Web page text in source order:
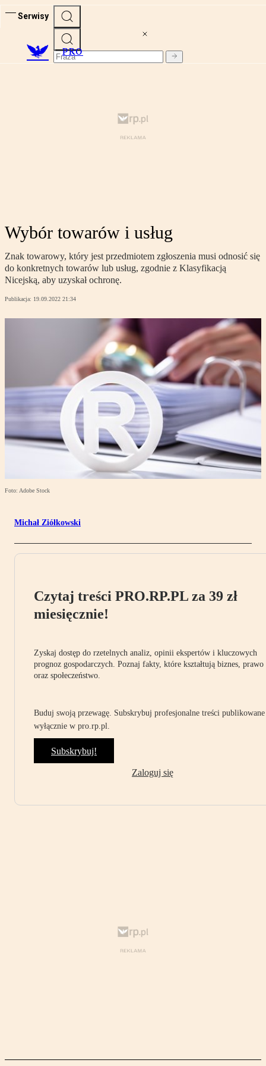
Serwisy
PRO
Wybór towarów i usług
Znak towarowy, który jest przedmiotem zgłoszenia musi odnosić się
do konkretnych towarów lub usług, zgodnie z Klasyfikacją
Nicejską, aby uzyskał ochronę.
Publikacja: 19.09.2022 21:34
Foto: Adobe Stock
Michał Ziółkowski
Czytaj treści PRO.RP.PL za 39 zł
miesięcznie!
Zyskaj dostęp do rzetelnych analiz, opinii ekspertów i kluczowych
prognoz gospodarczych. Poznaj fakty, które kształtują biznes, prawo
oraz społeczeństwo.
Buduj swoją przewagę. Subskrybuj profesjonalne treści publikowane
wyłącznie w pro.rp.pl.
Subskrybuj!
Zaloguj się